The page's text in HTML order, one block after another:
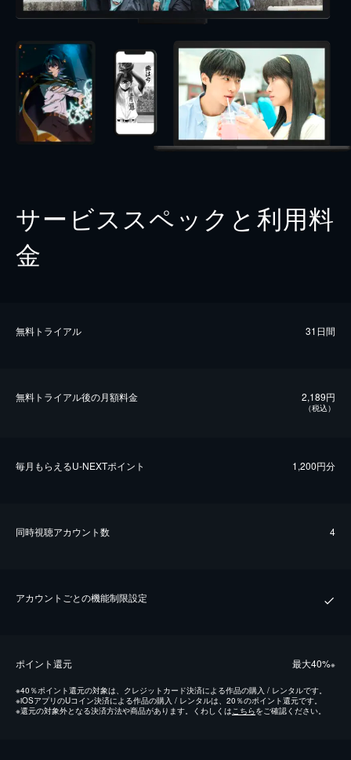
サービススペックと利用料
金
無料トライアル 31日間
無料トライアル後の⽉額料金 2,189円
（税込）
毎⽉もらえるU-NEXTポイント 1,200円分
同時視聴アカウント数 4
アカウントごとの機能制限設定
ポイント還元 最⼤40%※
※40％ポイント還元の対象は、クレジットカード決済による作品の購入 / レンタルです。
※iOSアプリのUコイン決済による作品の購入 / レンタルは、20％のポイント還元です。
※還元の対象外となる決済方法や商品があります。くわしくはこちらをご確認ください。